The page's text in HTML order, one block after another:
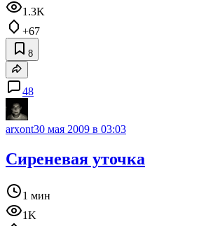
1.3K
+67
8
48
arxont30 мая 2009 в 03:03
Сиреневая уточка
1 мин
1K